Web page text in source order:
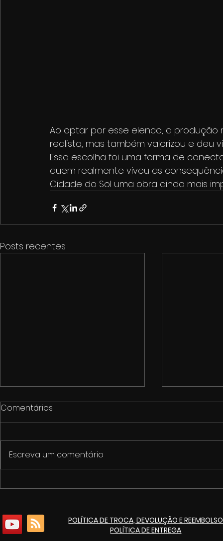
Ao optar por esse elenco, a
realista, mas também valorizou e deu
Essa escolha foi uma forma de
quem realmente viveu as
Cidade do Sol uma obra ainda mais
Posts recentes
1º Fórum de Cultura e
Itaúna
de 125
Comentários
Escreva um comentário
POLÍTICA DE TROCA, DEVOLUÇÃO E REEMBOLSO
POLÍTICA DE ENTREGA